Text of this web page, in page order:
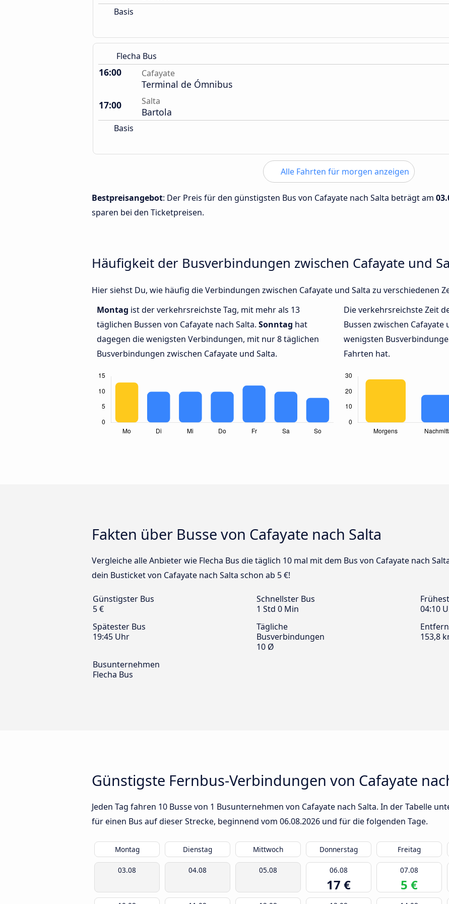
Basis
Flecha Bus
16:00 Cafayate
Terminal de Ómnibus
17:00
Salta
Bartola
Basis
Alle Fahrten für morgen anzeigen
Bestpreisangebot: Der Preis für den günstigsten Bus von Cafayate nach Salta beträgt am
sparen bei den Ticketpreisen.
Häufigkeit der Busverbindungen zwischen Cafayate und
Hier siehst Du, wie häufig die Verbindungen zwischen Cafayate und Salta zu verschiedenen
Montag ist der verkehrsreichste Tag, mit mehr als 13
täglichen Bussen von Cafayate nach Salta. Sonntag hat
dagegen die wenigsten Verbindungen, mit nur 8 täglichen
Busverbindungen zwischen Cafayate und Salta.
Die verkehrsreichste Zeit
Bussen zwischen Cafayate
wenigsten
Fahrten hat.
Fakten über Busse von Cafayate nach Salta
Vergleiche alle Anbieter wie Flecha Bus die täglich 10 mal mit dem Bus von Cafayate nach
dein Busticket von Cafayate nach Salta schon ab 5 €!
Günstigster Bus
5 €
Schnellster Bus
1 Std 0 Min
04:10
Spätester Bus
19:45 Uhr
Tägliche
Busverbindungen
10 Ø
153,8
Busunternehmen
Flecha Bus
Günstigste Fernbus-Verbindungen von Cafayate
Jeden Tag fahren 10 Busse von 1 Busunternehmen von Cafayate nach Salta. In der Tabelle
für einen Bus auf dieser Strecke, beginnend vom 06.08.2026 und für die folgenden Tage.
Montag Dienstag Mittwoch Donnerstag Freitag
03.08 04.08 05.08 06.08
17 €
07.08
5 €